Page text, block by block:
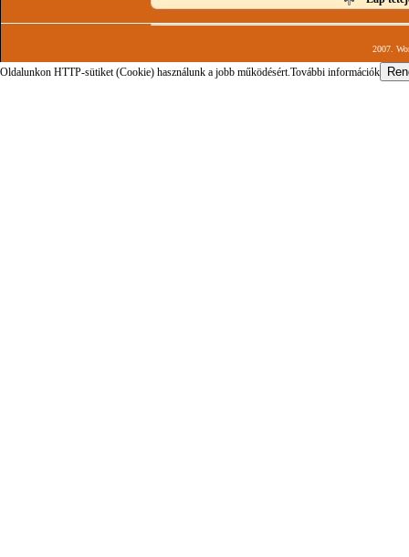
2007.
Oldalunkon HTTP-sütiket (Cookie) használunk a jobb működésért.További információk